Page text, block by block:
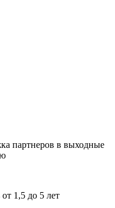
партнеров в выходные
1,5 до 5 лет